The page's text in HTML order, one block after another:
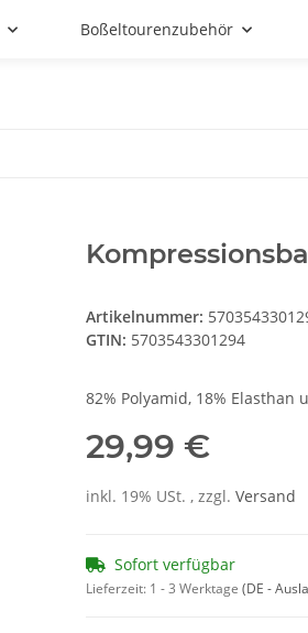
Boßeltourenzubehör
Artikelnummer:
GTIN: 5703543301294
82% Polyamid, 18% Elasthan
29,99 €
inkl. 19% USt. , zzgl. Versand
Sofort verfügbar
Lieferzeit: 1 - 3 Werktage (DE -